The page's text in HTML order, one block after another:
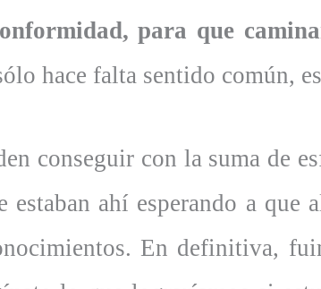
para que
hace falta sentido común,
conseguir con la suma de
estaban ahí esperando a
En definitiva,